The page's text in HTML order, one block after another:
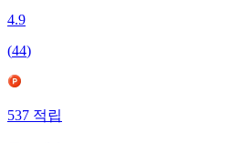
4.9
(44)
537적립